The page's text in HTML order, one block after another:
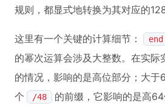
规则，都显式地转换为其对应的
这里有一个关键的计算细节： end
的幂次运算会涉及大整数。在实
的情况，影响的是高位部分；大
个
/48 的前缀，它影响的是高